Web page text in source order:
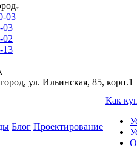
03
03
02
13
ул. Ильинская, 85, корп.1
Блог Проектирование
Как